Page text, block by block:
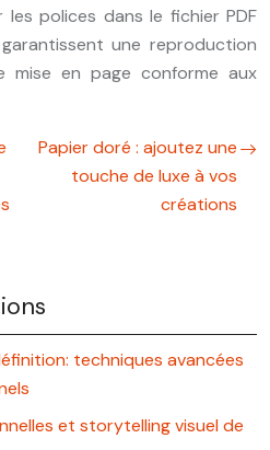
les polices dans le fichier PDF
garantissent une reproduction
en page conforme aux
Papier doré : ajoutez une
touche de luxe à vos
créations
techniques avancées
et storytelling visuel de